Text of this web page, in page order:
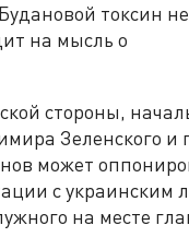
токсин не
на мысль о
стороны,
Зеленского и
может
с украинским
на месте